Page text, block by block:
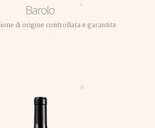
Barolo
di origine controllata e garantita